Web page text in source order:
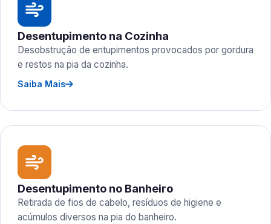
Desentupimento na Cozinha
Desobstrução de entupimentos provocados por gordura
e restos na pia da cozinha.
Saiba Mais
Desentupimento no Banheiro
Retirada de fios de cabelo, resíduos de higiene e
acúmulos diversos na pia do banheiro.